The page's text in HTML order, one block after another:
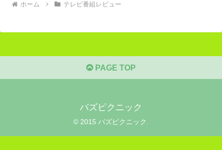
ホーム テレビ番組レビュー
PAGE TOP
バズピクニック
© 2015 バズピクニック.